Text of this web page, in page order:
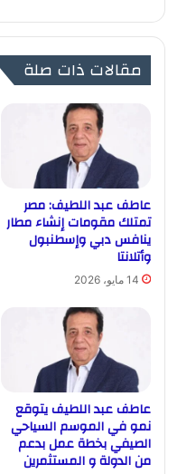
مقالات ذات صلة
عاطف عبد اللطيف: مصر
تمتلك مقومات إنشاء مطار
ينافس دبي وإسطنبول
وأتلانتا
14 مايو، 2026
عاطف عبد اللطيف يتوقع
نمو في الموسم السياحي
الصيفي بخطة عمل بدعم
من الدولة و المستثمرين